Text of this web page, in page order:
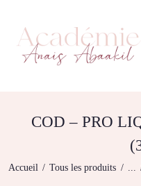
COD – PRO
Accueil Tous les produits ...
ACADÉMIE
NOS
BOUTIQUE